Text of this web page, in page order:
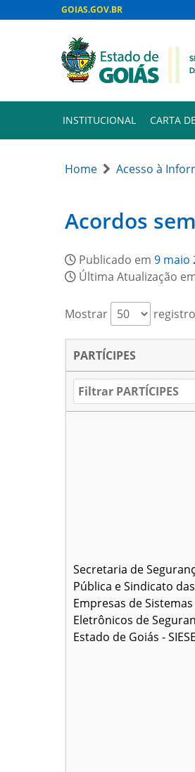
GOIAS.GOV.BR
INSTITUCIONAL CARTA
Home Acesso à
Acordos
Publicado em 9 maio
Última Atualização
Mostrar
PARTÍCIPES
Secretaria de
Pública e Sindicato das
Empresas de Sistemas
Eletrônicos de
Estado de Goiás - SIESE